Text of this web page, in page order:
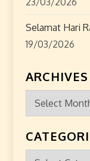
Selamat Hari
19/03/2026
ARCHIVES
Archives
Categories